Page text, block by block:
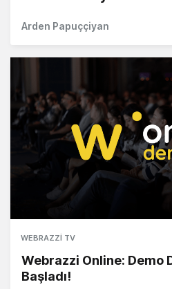
Arden Papuççiyan
WEBRAZZI TV
Webrazzi Online: Demo
Başladı!